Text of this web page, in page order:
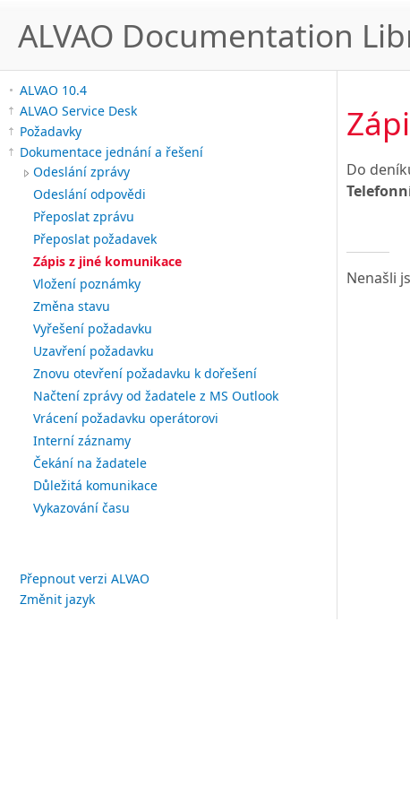
ALVAO Documentation
ALVAO 10.4
ALVAO Service Desk
Požadavky
Dokumentace jednání a řešení
Odeslání zprávy
Odeslání odpovědi
Přeposlat zprávu
Přeposlat požadavek
Zápis z jiné komunikace
Vložení poznámky
Změna stavu
Vyřešení požadavku
Uzavření požadavku
Znovu otevření požadavku k dořešení
Načtení zprávy od žadatele z MS Outlook
Vrácení požadavku operátorovi
Interní záznamy
Čekání na žadatele
Důležitá komunikace
Vykazování času
Přepnout verzi ALVAO
Změnit jazyk
Do
Nenašli